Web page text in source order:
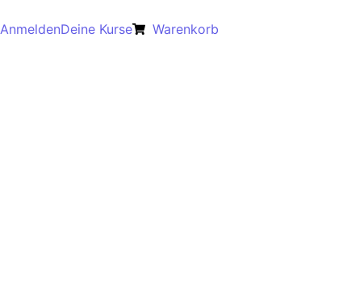
AnmeldenDeine Kurse Warenkorb